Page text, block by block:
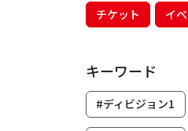
チケット イ
キーワード
#ディビジョン1